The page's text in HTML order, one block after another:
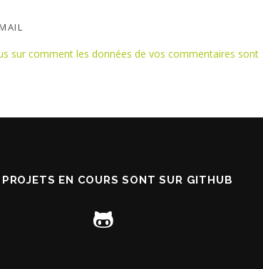
sur comment les données de vos commentaires sont
PROJETS EN COURS SONT SUR GITHUB